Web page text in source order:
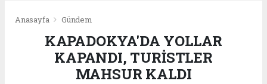
Anasayfa Gündem
KAPADOKYA'DA YOLLAR
KAPANDI, TURİSTLER
MAHSUR KALDI